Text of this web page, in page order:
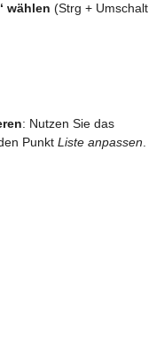
wählen (Strg + Umschalt
: Nutzen Sie das
PunktListe anpassen